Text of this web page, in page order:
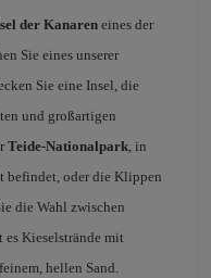
der Kanaren eines der
Sie eines unserer
Sie eine Insel, die
und großartigen
Teide-Nationalpark, in
befindet, oder die Klippen
die Wahl zwischen
es Kieselstrände mit
hellen Sand.